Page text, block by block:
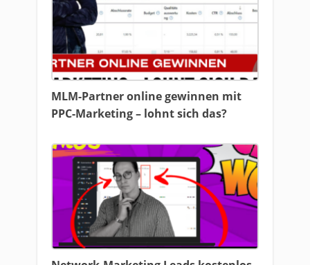
MLM-Partner online gewinnen mit
PPC-Marketing – lohnt sich das?